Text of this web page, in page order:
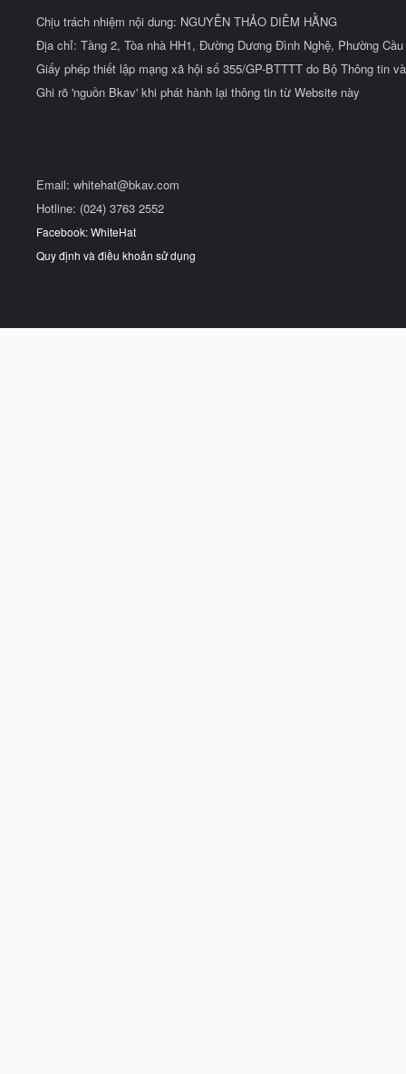
Chịu trách nhiệm nội dung: NGUYỄN THẢO DIỄM HẰNG
Địa chỉ: Tầng 2, Tòa nhà HH1, Đường Dương Đình Nghệ, Phường
Giấy phép thiết lập mạng xã hội số 355/GP-BTTTT do Bộ Thông tin
Ghi rõ 'nguồn Bkav' khi phát hành lại thông tin từ Website này
Email: whitehat@bkav.com
Hotline: (024) 3763 2552
Facebook: WhiteHat
Quy định và điều khoản sử dụng